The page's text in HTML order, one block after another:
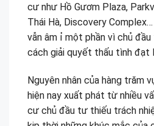
cư như Hồ Gươm Plaza,
Thái Hà, Discovery
vẫn âm ỉ một phần vì chủ
cách giải quyết thấu tình đạt
Nguyên nhân của hàng trăm
hiện nay xuất phát từ nhiều
cư chủ đầu tư thiếu trách